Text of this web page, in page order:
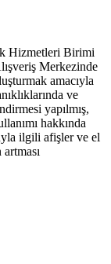
Hizmetleri Birimi
Merkezinde
amacıyla
ve
yapılmış,
hakkında
ilgili afişler ve el